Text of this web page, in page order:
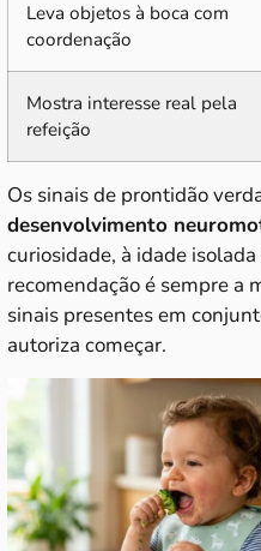
Leva objetos à boca com
coordenação
Mostra interesse real pela
refeição
Os sinais de prontidão
desenvolvimento
curiosidade, à idade
recomendação é sempre a
sinais presentes em
autoriza começar.